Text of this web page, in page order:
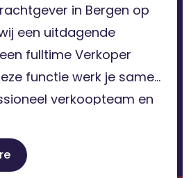
in Bergen op
een uitdagende
fulltime Verkoper
functie werk je samen
verkoopteam en
jij de Verkoper
de handen uit de